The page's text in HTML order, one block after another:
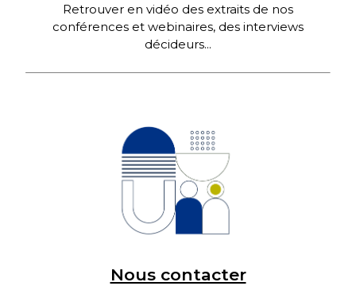
Retrouver en vidéo des extraits de nos
conférences et webinaires, des interviews
décideurs...
Nous contacter